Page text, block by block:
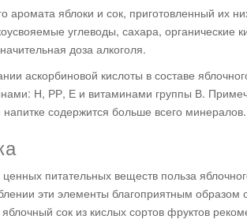
аромата яблоки и сок, приготовленный их
углеводы, сахара,
доза алкоголя.
аскорбиновой кислоты в составе
Н, РР, Е и витаминами группы В.
содержится больше всего минералов.
питательных веществ польза
эти элементы благоприятным образом
сок из кислых сортов фруктов